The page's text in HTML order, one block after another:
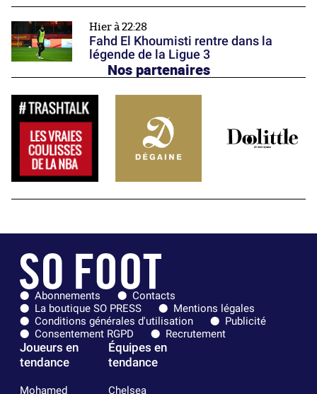
Hier à 22:28
Fahd El Khoumisti rentre dans la
légende de la Ligue 3
Nos partenaires
Abonnements
Contacts
La boutique SO PRESS
Mentions légales
Conditions générales d'utilisation
Publicité
Consentement RGPD
Recrutement
Joueurs en
tendance
Mohamed
Équipes en
tendance
Chelsea